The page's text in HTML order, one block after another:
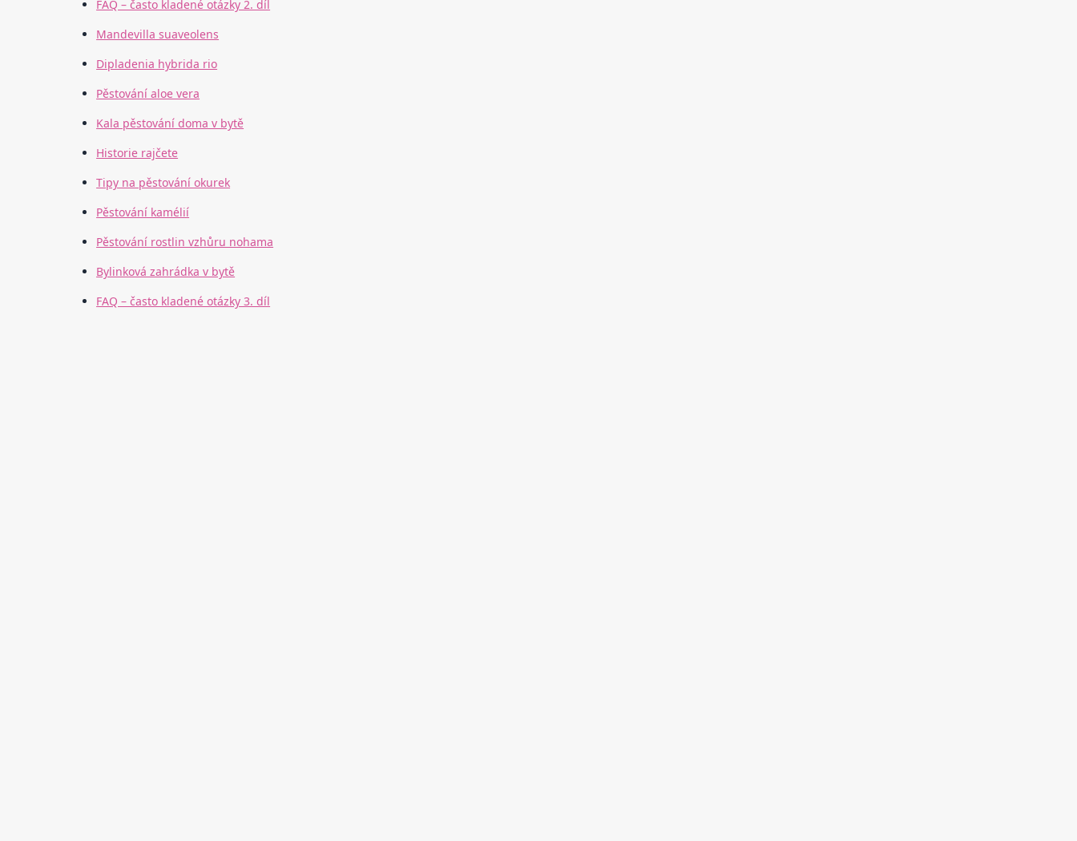
FAQ – často kladené otázky 2. díl
Mandevilla suaveolens
Dipladenia hybrida rio
Pěstování aloe vera
Kala pěstování doma v bytě
Historie rajčete
Tipy na pěstování okurek
Pěstování kamélií
Pěstování rostlin vzhůru nohama
Bylinková zahrádka v bytě
FAQ – často kladené otázky 3. díl